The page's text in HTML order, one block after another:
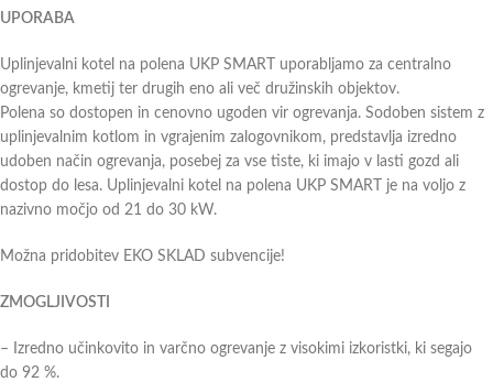
UPORABA
Uplinjevalni kotel na polena UKP SMART uporabljamo za centralno
ogrevanje, kmetij ter drugih eno ali več družinskih objektov.
Polena so dostopen in cenovno ugoden vir ogrevanja. Sodoben sistem z
uplinjevalnim kotlom in vgrajenim zalogovnikom, predstavlja izredno
udoben način ogrevanja, posebej za vse tiste, ki imajo v lasti gozd ali
dostop do lesa. Uplinjevalni kotel na polena UKP SMART je na voljo z
nazivno močjo od 21 do 30 kW.
Možna pridobitev EKO SKLAD subvencije!
ZMOGLJIVOSTI
– Izredno učinkovito in varčno ogrevanje z visokimi izkoristki, ki segajo
do 92 %.